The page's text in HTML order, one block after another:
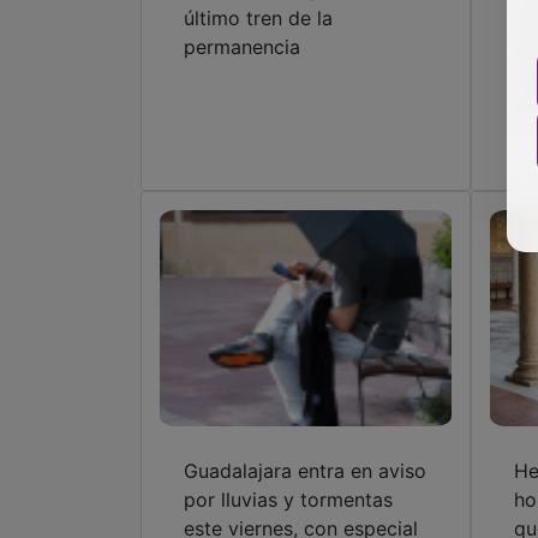
último tren de la
permanencia
Guadalajara entra en aviso
por lluvias y tormentas
este viernes, con especial